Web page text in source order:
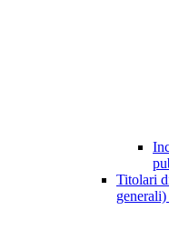
Titolari
generali)